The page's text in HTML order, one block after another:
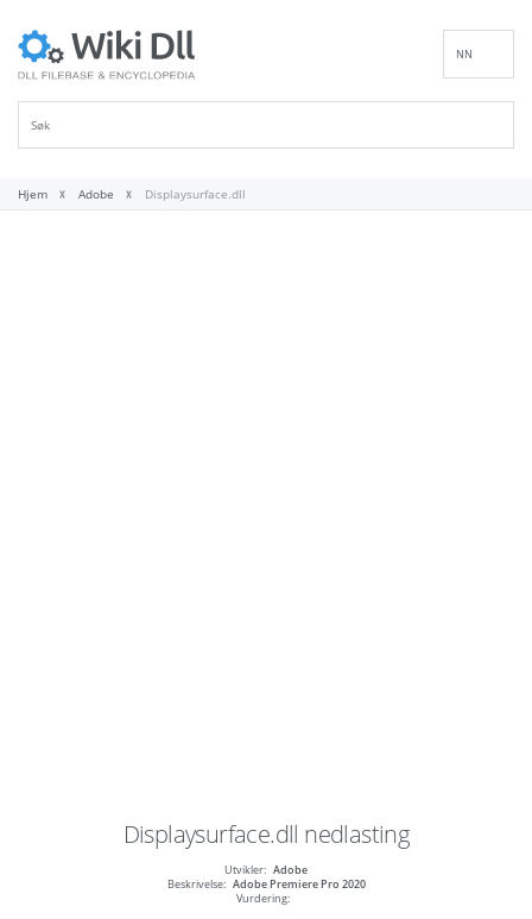
NN
Hjem Adobe Displaysurface.dll
Displaysurface.dll nedlasting
Utvikler: Adobe
Beskrivelse: Adobe Premiere Pro 2020
Vurdering: